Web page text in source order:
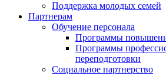
Поддержка молодых семей
Партнерам
Обучение персонала
Программы
Программы
переподготовки
Социальное партнерство